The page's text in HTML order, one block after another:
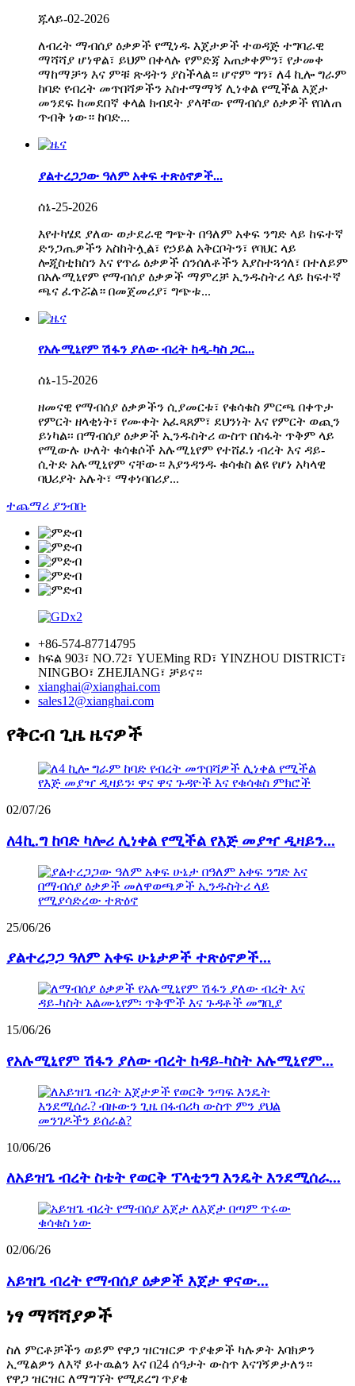
ጁላይ-02-2026
ለብረት ማብሰያ ዕቃዎች የሚነዱ እጀታዎች ተወዳጅ ተግባራዊ
ማሻሻያ ሆነዋል፣ ይህም በቀላሉ የምድጃ አጠቃቀምን፣ የታመቀ
ማከማቻን እና ምቹ ጽዳትን ያስችላል። ሆኖም ግን፣ ለ4 ኪሎ ግራም
ከባድ የብረት መጥበሻዎችን አስተማማኝ ሊነቀል የሚችል እጀታ
መንደፍ ከመደበኛ ቀላል ክብደት ያላቸው የማብሰያ ዕቃዎች የበለጠ
ጥብቅ ነው። ከባድ...
ያልተረጋጋው ዓለም አቀፍ ተጽዕኖዎች...
ሰኔ-25-2026
እየተካሄደ ያለው ወታደራዊ ግጭት በዓለም አቀፍ ንግድ ላይ ከፍተኛ
ድንጋጤዎችን አስከትሏል፣ የኃይል አቅርቦትን፣ የባህር ላይ
ሎጂስቲክስን እና የጥሬ ዕቃዎች ሰንሰለቶችን እያስተጓጎለ፣ በተለይም
በአሉሚኒየም የማብሰያ ዕቃዎች ማምረቻ ኢንዱስትሪ ላይ ከፍተኛ
ጫና ፈጥሯል። በመጀመሪያ፣ ግጭቱ...
የአሉሚኒየም ሽፋን ያለው ብረት ከዲ-ካስ ጋር...
ሰኔ-15-2026
ዘመናዊ የማብሰያ ዕቃዎችን ሲያመርቱ፣ የቁሳቁስ ምርጫ በቀጥታ
የምርት ዘላቂነት፣ የሙቀት አፈጻጸም፣ ደህንነት እና የምርት ወጪን
ይነካል፡፡ በማብሰያ ዕቃዎች ኢንዱስትሪ ውስጥ በስፋት ጥቅም ላይ
የሚውሉ ሁለት ቁሳቁሶች አሉሚኒየም የተሸፈነ ብረት እና ዳይ-
ሲትድ አሉሚኒየም ናቸው። እያንዳንዱ ቁሳቁስ ልዩ የሆነ አካላዊ
ባህሪያት አሉት፣ ማቀነባበሪያ...
ተጨማሪ ያንብቡ
+86-574-87714795
ክፍል 903፣ NO.72፣ YUEMing RD፣ YINZHOU DISTRICT፣
NINGBO፣ ZHEJIANG፣ ቻይና።
xianghai@xianghai.com
sales12@xianghai.com
የቅርብ ጊዜ ዜናዎች
02/07/26
ለ4ኪ.ግ ከባድ ካሎሪ ሊነቀል የሚችል የእጅ መያዣ ዲዛይን...
25/06/26
ያልተረጋጋ ዓለም አቀፍ ሁኔታዎች ተጽዕኖዎች...
15/06/26
የአሉሚኒየም ሽፋን ያለው ብረት ከዳይ-ካስት አሉሚኒየም...
10/06/26
ለአይዝጌ ብረት ስቴት የወርቅ ፕላቲንግ እንዴት እንደሚሰራ...
02/06/26
አይዝጌ ብረት የማብሰያ ዕቃዎች እጀታ ዋናው...
ነፃ ማሻሻያዎች
ስለ ምርቶቻችን ወይም የዋጋ ዝርዝርዎ ጥያቄዎች ካሉዎት እባክዎን
ኢሜልዎን ለእኛ ይተዉልን እና በ24 ሰዓታት ውስጥ እናገኝዎታለን።
የዋጋ ዝርዝር ለማግኘት የሚደረግ ጥያቄ